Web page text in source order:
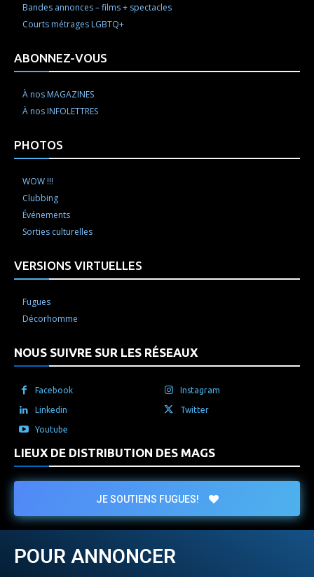
Bandes annonces – films + spectacles
Courts métrages LGBTQ+
ABONNEZ-VOUS
À nos MAGAZINES
À nos INFOLETTRES
PHOTOS
WOW !!!
Clubbing
Événements
Sorties culturelles
VERSIONS VIRTUELLES
Fugues
Décorhomme
NOUS SUIVRE SUR LES RÉSEAUX
Facebook Instagram
Linkedin Twitter
Youtube
LIEUX DE DISTRIBUTION DES MAGS
JE SOUTIENS FUGUES!
POUR ANNONCER